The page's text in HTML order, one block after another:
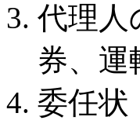
代理人
券、運
委任状